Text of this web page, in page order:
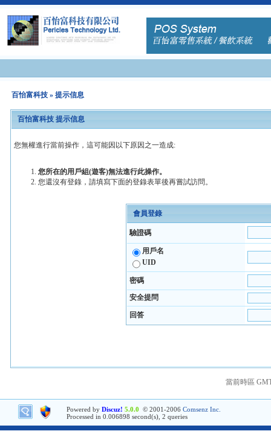
百怡富科技 » 提示信息
百怡富科技 提示信息
您無權進行當前操作，這可能因以下原因之一造成:
您所在的用戶組(遊客)無法進行此操作。
您還沒有登錄，請填寫下面的登錄表單後再嘗試訪問。
會員登錄
驗證碼
用戶名
UID
密碼
安全提問
回答
當前時區
Powered by Discuz! 5.0.0 © 2001-2006 Comsenz Inc.
Processed in 0.006898 second(s), 2 queries